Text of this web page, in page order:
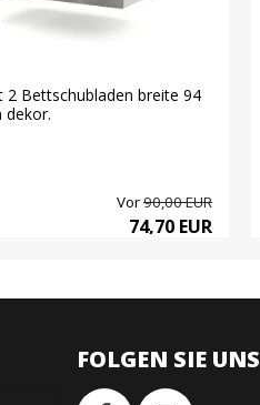
2 Bettschubladen breite 94
dekor.
Vor90,00 EUR
74,70 EUR
FOLGEN SIE UNS